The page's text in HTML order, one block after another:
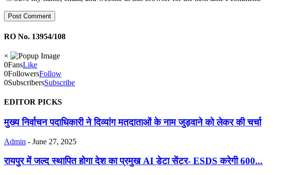
RO No. 13954/108
×
0FansLike
0FollowersFollow
0SubscribersSubscribe
EDITOR PICKS
मुख्य निर्वाचन पदाधिकारी ने दिव्यांग मतदाताओं के नाम जुड़वाने को लेकर की चर्चा
Admin - June 27, 2025
रायपुर में जल्द स्थापित होगा देश का प्रमुख AI डेटा सेंटर- ESDS करेगी 600...